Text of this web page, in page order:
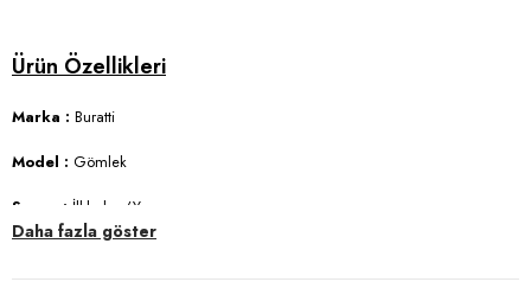
Marka : Buratti
Model : Gömlek
Sezon : İlkbahar/Yaz
Daha fazla göster